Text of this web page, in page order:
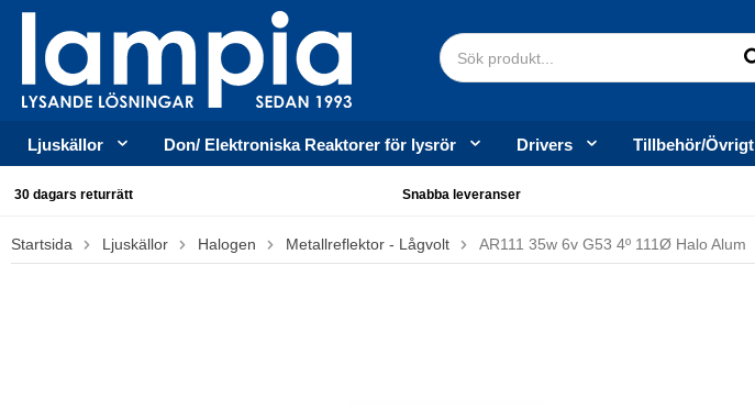
Ljuskällor Don/ Elektroniska Reaktorer för lysrör Drivers Tillbehör/Övrigt
30 dagars returrätt Snabba leveranser
Startsida Ljuskällor Halogen Metallreflektor - Lågvolt AR111 35w 6v G53 4º 111Ø Halo Alum